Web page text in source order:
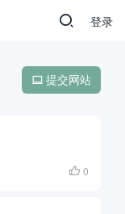
登录
 提交网站
 0